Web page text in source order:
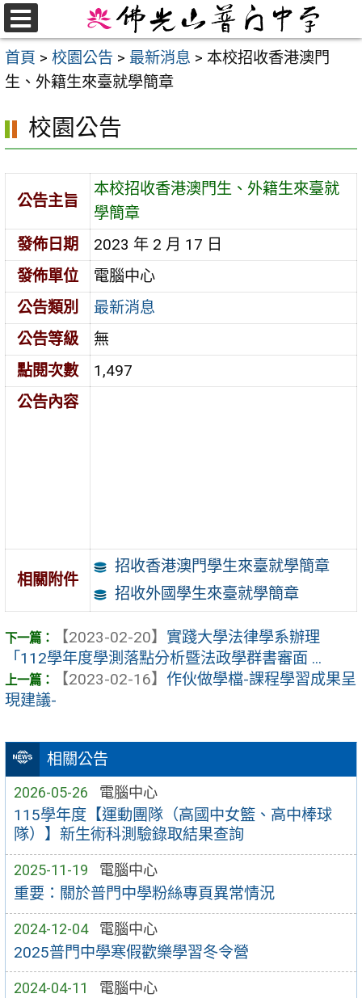
跳
至
主
要
首頁 > 校園公告 > 最新消息 > 本校招收香港澳門
生、外籍生來臺就學簡章
相關公告
2026-05-26 電腦中心
115學年度【運動團隊（高國中女籃、高中棒球
隊）】新生術科測驗錄取結果查詢
2025-11-19 電腦中心
重要：關於普門中學粉絲專頁異常情況
2024-12-04 電腦中心
2025普門中學寒假歡樂學習冬令營
2024-04-11 電腦中心
校園公告
公告主旨
本校招收香港澳門生、外籍生來臺就
學簡章
發佈日期
2023 年 2 月 17 日
發佈單位
電腦中心
公告類別
最新消息
公告等級
無
點閱次數
1,497
公告內容
相關附件
招收香港澳門學生來臺就學簡章
招收外國學生來臺就學簡章
【2023-02-20】 實踐大學法律學系辦理
「112學年度學測落點分析暨法政學群書審面 ...
【2023-02-16】 作伙做學檔-課程學習成果呈
現建議-
選
單